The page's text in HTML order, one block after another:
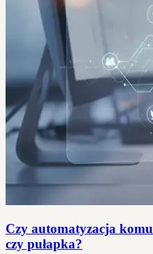
Czy automatyzacja
czy pułapka?